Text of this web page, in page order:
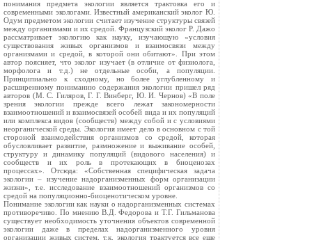
понимания предмета экологии является трактовка его и
современными экологами. Известный американский эколог Ю.
Одум предметом экологии считает изучение структуры связей
между организмами и их средой. Французский эколог Р. Дажо
рассматривает экологию как науку, изучающую «условия
существования живых организмов и взаимосвязи между
организмами и средой, в которой они обитают». При этом
автор поясняет, что эколог изучает (в отличие от физиолога,
морфолога и т.д.) не отдельные особи, а популяции.
Принципиально к сходному, но более углубленному и
расширенному пониманию содержания экологии пришел ряд
авторов (М. С. Гиляров, Г. Г. Винберг, Ю. И. Чернов) «В поле
зрения экологии прежде всего лежат закономерности
взаимоотношений и взаимосвязей особей вида и их популяций
или комплекса видов (сообществ) между собой и с условиями
неорганической среды. Экология имеет дело в основном с той
стороной взаимодействия организмов со средой, которая
обусловливает развитие, размножение и выживание особей,
структуру и динамику популяций (видового населения) и
сообществ и их роль в протекающих в биоценозах
процессах». Отсюда: «Собственная специфическая задача
экологии – изучение надорганизменных форм организации
жизни», т.е. исследование взаимоотношений организмов со
средой на популяционно-биоценотическом уровне.
Понимание экологии как науки о надорганизменных системах
противоречиво. По мнению В.Д. Федорова и Т.Г. Гильманова
существует необходимость уточнения объектов современной
экологии даже в пределах надорганизменного уровня
организации живых систем, т.к. экология трактуется все еще